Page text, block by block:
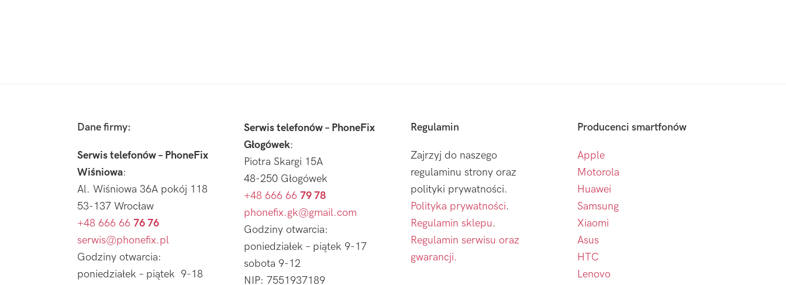
Dane firmy:
Serwis telefonów – PhoneFix
Wiśniowa:
Al. Wiśniowa 36A pokój 118
53-137 Wrocław
+48 666 66 76 76
serwis@phonefix.pl
Godziny otwarcia:
poniedziałek – piątek 9-18
Serwis telefonów – PhoneFix
Głogówek:
Piotra Skargi 15A
48-250 Głogówek
+48 666 66 79 78
phonefix.gk@gmail.com
Godziny otwarcia:
poniedziałek – piątek 9-17
sobota 9-12
NIP: 7551937189
Regulamin
Zajrzyj do naszego
regulaminu strony oraz
polityki prywatności.
Polityka prywatności.
Regulamin sklepu.
Regulamin serwisu oraz
gwarancji.
Producenci smartfonów
Apple
Motorola
Huawei
Samsung
Xiaomi
Asus
HTC
Lenovo